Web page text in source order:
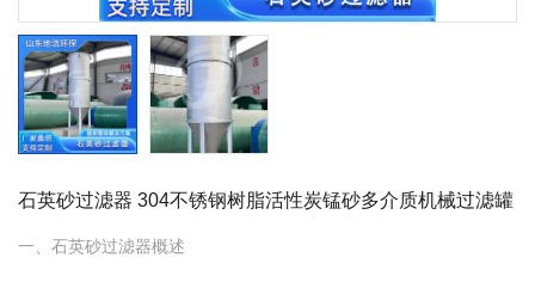
石英砂过滤器 304不锈钢树脂活性炭锰砂多介质机械过滤罐
一、石英砂过滤器概述